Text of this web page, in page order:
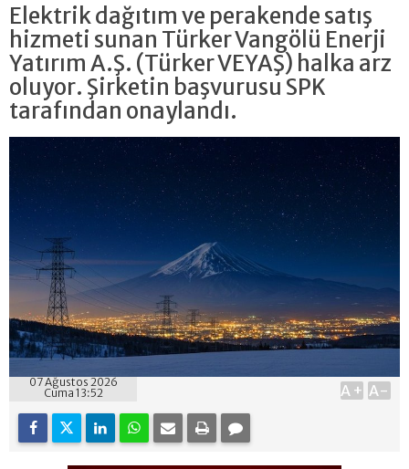
Elektrik dağıtım ve perakende satış
hizmeti sunan Türker Vangölü Enerji
Yatırım A.Ş. (Türker VEYAŞ) halka arz
oluyor. Şirketin başvurusu SPK
tarafından onaylandı.
07 Ağustos 2026
Cuma 13:52
A+ A-